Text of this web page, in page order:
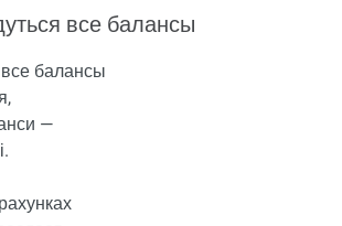
все балансы
все балансы
—